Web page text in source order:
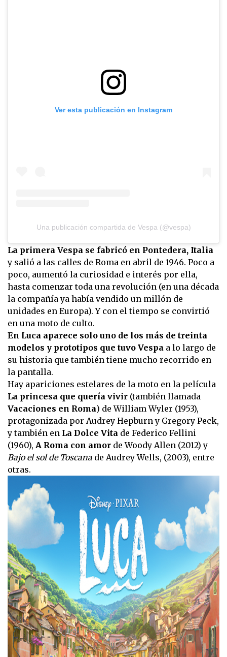
Ver esta publicación en Instagram
Una publicación compartida de Vespa (@vespa)
La primera Vespa se fabricó en Pontedera, Italia
y salió a las calles de Roma en abril de 1946. Poco a
poco, aumentó la curiosidad e interés por ella,
hasta comenzar toda una revolución (en una década
la compañía ya había vendido un millón de
unidades en Europa). Y con el tiempo se convirtió
en una moto de culto.
En Luca aparece solo uno de los más de treinta
modelos y prototipos que tuvo Vespa a lo largo de
su historia que también tiene mucho recorrido en
la pantalla.
Hay apariciones estelares de la moto en la película
La princesa que quería vivir (también llamada
Vacaciones en Roma) de William Wyler (1953),
protagonizada por Audrey Hepburn y Gregory Peck,
y también en La Dolce Vita de Federico Fellini
(1960), A Roma con amor de Woody Allen (2012) y
Bajo el sol de Toscana de Audrey Wells, (2003), entre
otras.